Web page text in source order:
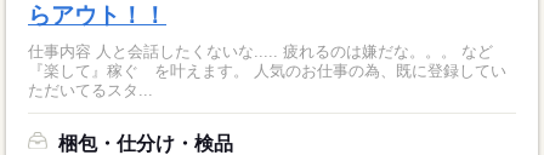
らアウト！！
仕事内容 人と会話したくないな..... 疲れるのは嫌だな。。。 など
『楽して』稼ぐ を叶えます。 人気のお仕事の為、既に登録してい
ただいてるスタ...
梱包・仕分け・検品